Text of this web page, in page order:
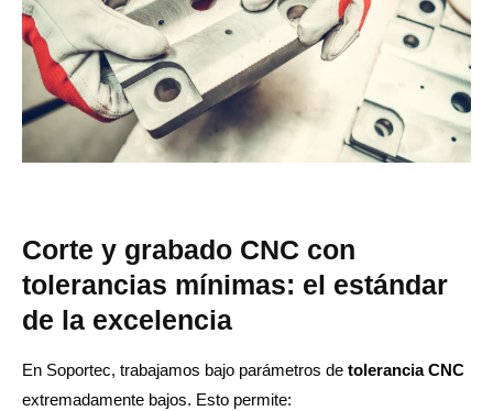
Corte y grabado CNC con
tolerancias mínimas: el estándar
de la excelencia
En Soportec, trabajamos bajo parámetros de tolerancia CNC
extremadamente bajos. Esto permite: